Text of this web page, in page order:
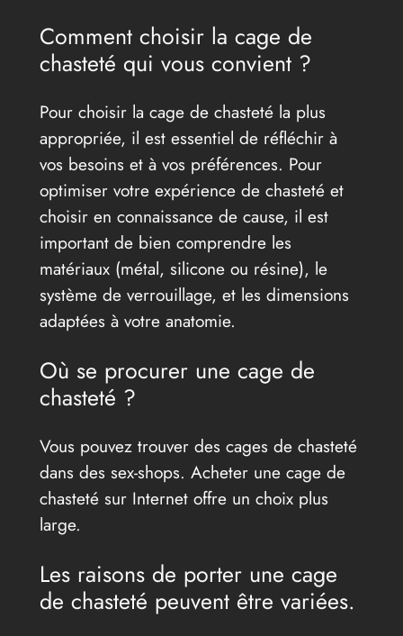
Comment choisir la cage de
chasteté qui vous convient ?
Pour choisir la cage de chasteté la plus
appropriée, il est essentiel de réfléchir à
vos besoins et à vos préférences. Pour
optimiser votre expérience de chasteté et
choisir en connaissance de cause, il est
important de bien comprendre les
matériaux (métal, silicone ou résine), le
système de verrouillage, et les dimensions
adaptées à votre anatomie.
Où se procurer une cage de
chasteté ?
Vous pouvez trouver des cages de chasteté
dans des sex-shops. Acheter une cage de
chasteté sur Internet offre un choix plus
large.
Les raisons de porter une cage
de chasteté peuvent être variées.